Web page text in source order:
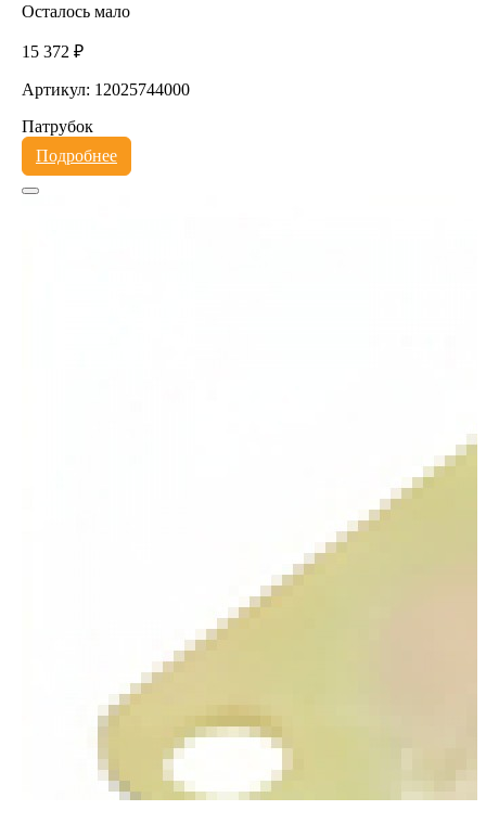
Осталось мало
15 372 ₽
Артикул: 12025744000
Патрубок
Подробнее